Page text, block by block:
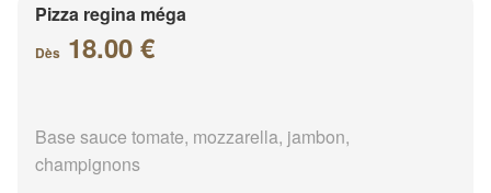
Pizza regina méga
Dès 18.00 €
Base sauce tomate, mozzarella, jambon,
champignons